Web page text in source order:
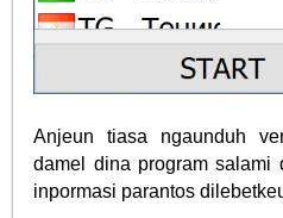
Anjeun tiasa ngaunduh
damel dina program salami
inpormasi parantos